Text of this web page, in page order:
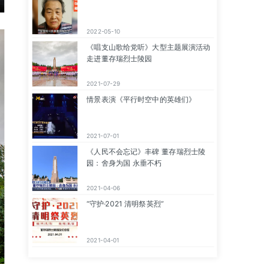
2022-05-10
《唱支山歌给党听》大型主题展演活动
走进董存瑞烈士陵园
2021-07-29
情景表演《平行时空中的英雄们》
2021-07-01
《人民不会忘记》丰碑 董存瑞烈士陵
园：舍身为国 永垂不朽
2021-04-06
“守护·2021 清明祭英烈”
2021-04-01